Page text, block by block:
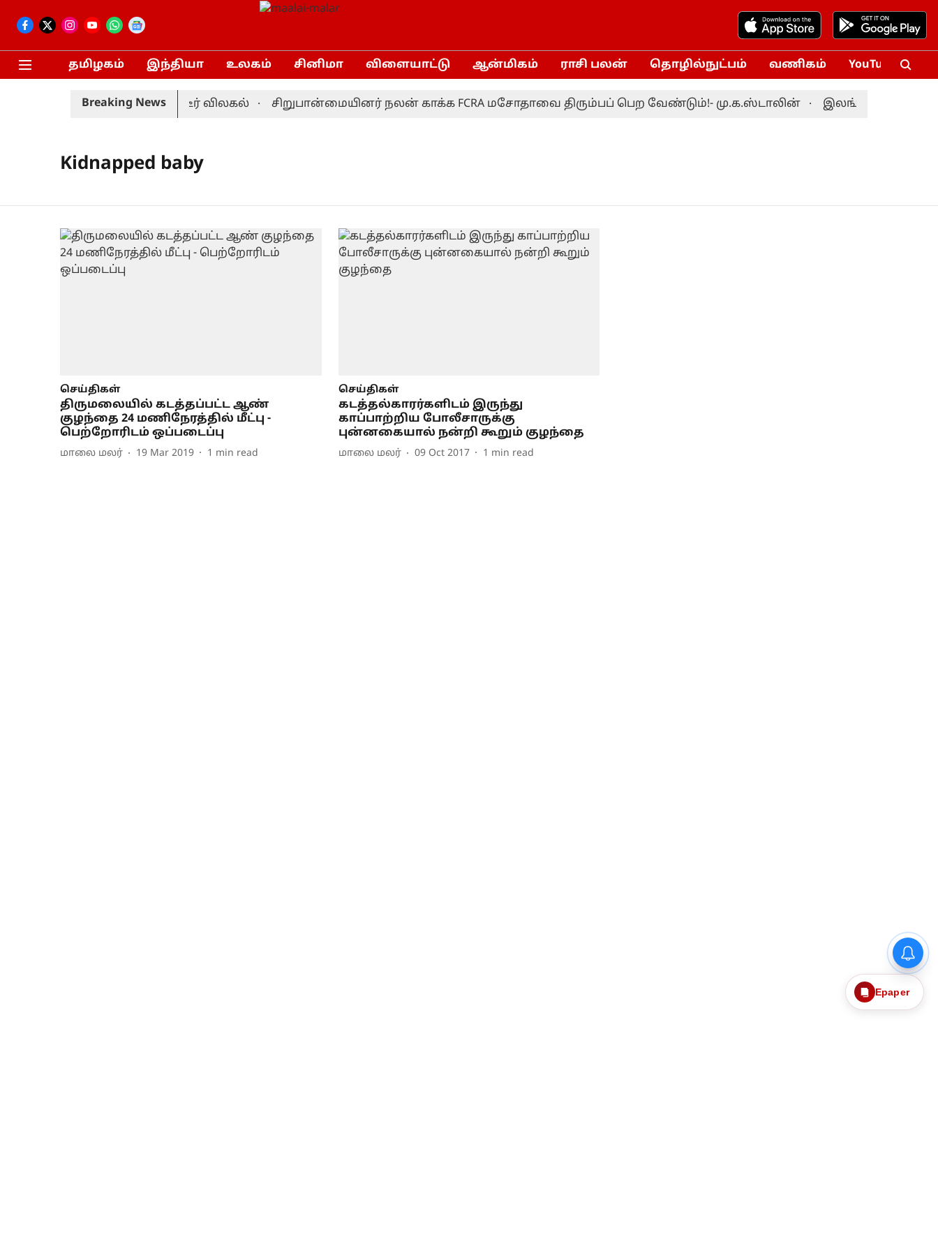
தமிழகம் இந்தியா உலகம் சினிமா விளையாட்டு ஆன்மிகம் ராசி பலன் தொழில்நுட்பம் வணிகம் YouTube
Breaking News
தொடர்: முன்னணி வீரர் திடீர் விலகல் சிறுபான்மையினர் நலன் காக்க FCRA மசோதாவை திரும்பப் பெற வேண்டும்!- மு.க.ஸ்டாலின் இலங்கைக்கு
Kidnapped baby
செய்திகள்
திருமலையில் கடத்தப்பட்ட ஆண்
குழந்தை 24 மணிநேரத்தில் மீட்பு -
பெற்றோரிடம் ஒப்படைப்பு
மாலை மலர் 19 Mar 2019 1 min read
செய்திகள்
கடத்தல்காரர்களிடம் இருந்து
காப்பாற்றிய போலீசாருக்கு
புன்னகையால் நன்றி கூறும் குழந்தை
மாலை மலர் 09 Oct 2017 1 min read
Epaper